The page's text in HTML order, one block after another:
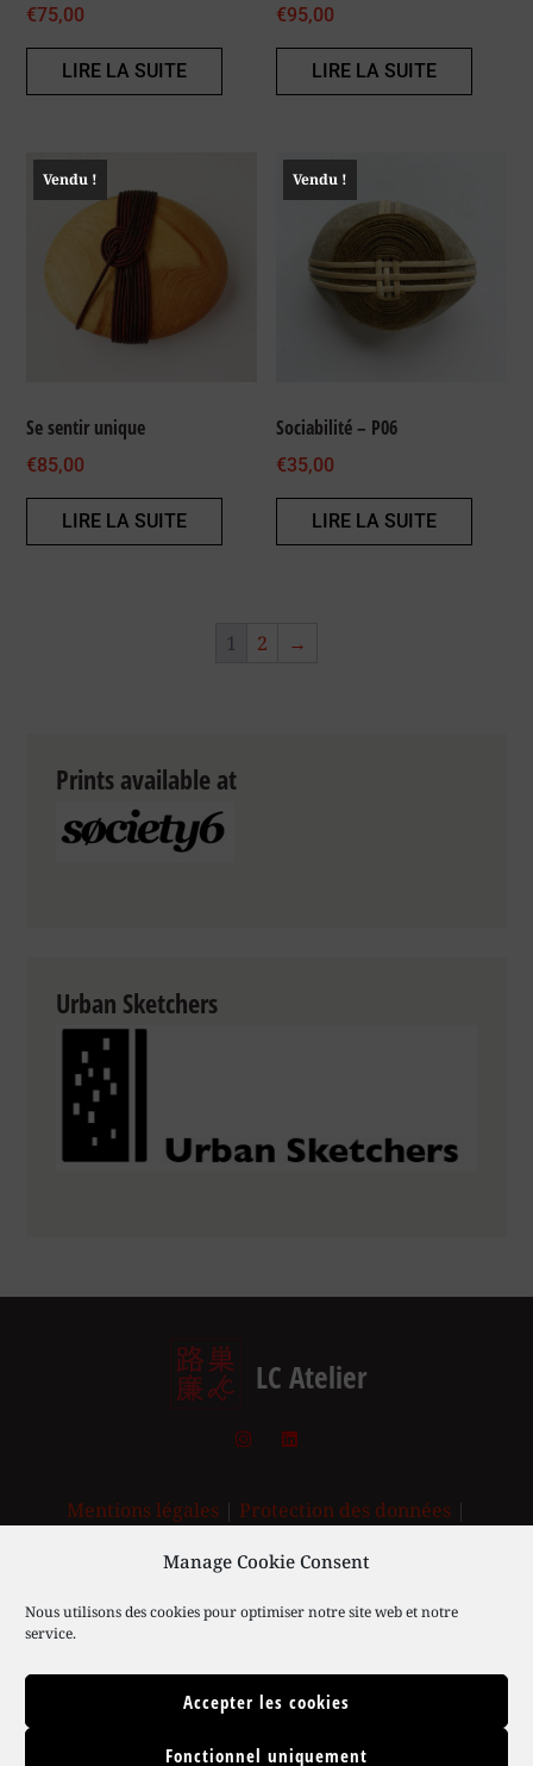
Manage Cookie Consent
Nous utilisons des cookies pour optimiser notre site web et notre
service.
Accepter les cookies
Fonctionnel uniquement
€75,00
LIRE LA SUITE
€95,00
LIRE LA SUITE
Vendu !
Se sentir unique
€85,00
LIRE LA SUITE
Vendu !
Sociabilité – P06
€35,00
LIRE LA SUITE
1 2 →
Prints available at
Urban Sketchers
LC Atelier
Mentions légales | Protection des données |
© Laurence Ciclet | 2003-2025